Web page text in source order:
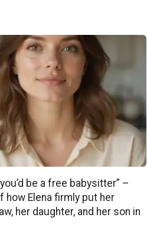
be a free babysitter” –
how Elena firmly put her
her daughter, and her son in